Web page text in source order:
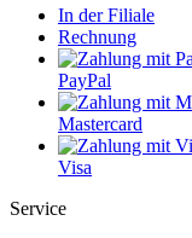
In der Filiale
Rechnung
PayPal
Mastercard
Visa
Service